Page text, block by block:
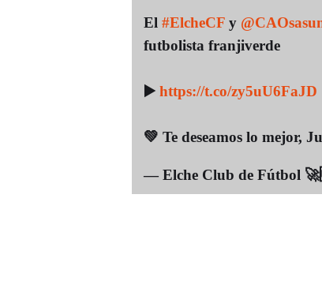
El #ElcheCFy
futbolista franjiverde
▶️ https://t.co/zy5uU6FaJD
💚 Te deseamos lo mejor,
— Elche Club de Fútbol